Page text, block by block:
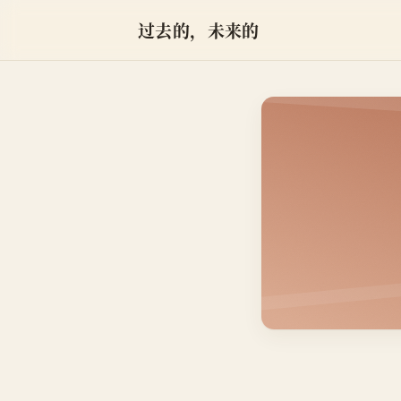
过去的，未来的